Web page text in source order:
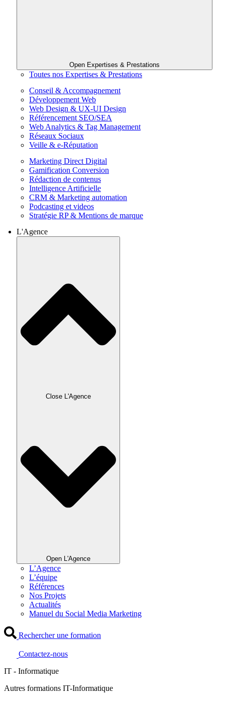
Open Expertises & Prestations
Toutes nos Expertises & Prestations
Conseil & Accompagnement
Développement Web
Web Design & UX-UI Design
Référencement SEO/SEA
Web Analytics & Tag Management
Réseaux Sociaux
Veille & e-Réputation
Marketing Direct Digital
Gamification Conversion
Rédaction de contenus
Intelligence Artificielle
CRM & Marketing automation
Podcasting et videos
Stratégie RP & Mentions de marque
L'Agence
Close L'Agence
Open L'Agence
L’Agence
L’équipe
Références
Nos Projets
Actualités
Manuel du Social Media Marketing
Rechercher une formation
Contactez-nous
IT - Informatique
Autres formations IT-Informatique